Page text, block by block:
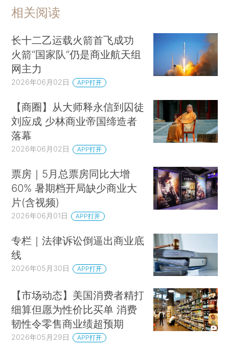
相关阅读
长十二乙运载火箭首飞成功
火箭“国家队”仍是商业航天组
网主力
2026年06月02日 APP打开
【商圈】从大师释永信到囚徒
刘应成 少林商业帝国缔造者
落幕
2026年06月02日 APP打开
票房｜5月总票房同比大增
60% 暑期档开局缺少商业大
片(含视频)
2026年06月01日 APP打开
专栏｜法律诉讼倒逼出商业底
线
2026年05月30日 APP打开
【市场动态】美国消费者精打
细算但愿为性价比买单 消费
韧性令零售商业绩超预期
2026年05月29日 APP打开